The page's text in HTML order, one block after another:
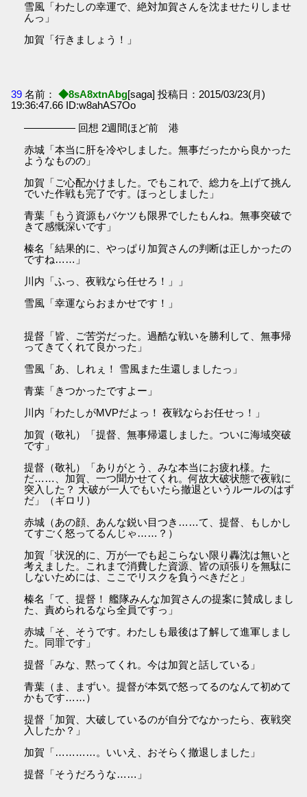
雪風「わたしの幸運で、絶対加賀さんを沈ませたりしませ
んっ」
加賀「行きましょう！」
39 名前： ◆8sA8xtnAbg[saga] 投稿日：2015/03/23(月)
19:36:47.66 ID:w8ahAS7Oo
――――― 回想 2週間ほど前 港
赤城「本当に肝を冷やしました。無事だったから良かった
ようなものの」
加賀「ご心配かけました。でもこれで、総力を上げて挑ん
でいた作戦も完了です。ほっとしました」
青葉「もう資源もバケツも限界でしたもんね。無事突破で
きて感慨深いです」
榛名「結果的に、やっぱり加賀さんの判断は正しかったの
ですね……」
川内「ふっ、夜戦なら任せろ！」」
雪風「幸運ならおまかせです！」
提督「皆、ご苦労だった。過酷な戦いを勝利して、無事帰
ってきてくれて良かった」
雪風「あ、しれぇ！ 雪風また生還しましたっ」
青葉「きつかったですよー」
川内「わたしがMVPだよっ！ 夜戦ならお任せっ！」
加賀（敬礼）「提督、無事帰還しました。ついに海域突破
です」
提督（敬礼）「ありがとう、みな本当にお疲れ様。た
だ……、加賀、一つ聞かせてくれ。何故大破状態で夜戦に
突入した？ 大破が一人でもいたら撤退というルールのはず
だ」（ギロリ）
赤城（あの顔、あんな鋭い目つき……て、提督、もしかし
てすごく怒ってるんじゃ……？）
加賀「状況的に、万が一でも起こらない限り轟沈は無いと
考えました。これまで消費した資源、皆の頑張りを無駄に
しないためには、ここでリスクを負うべきだと」
榛名「て、提督！ 艦隊みんな加賀さんの提案に賛成しまし
た、責められるなら全員ですっ」
赤城「そ、そうです。わたしも最後は了解して進軍しまし
た。同罪です」
提督「みな、黙ってくれ。今は加賀と話している」
青葉（ま、まずい。提督が本気で怒ってるのなんて初めて
かもです……）
提督「加賀、大破しているのが自分でなかったら、夜戦突
入したか？」
加賀「…………。いいえ、おそらく撤退しました」
提督「そうだろうな……」